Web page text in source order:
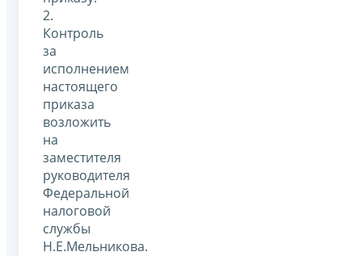
2.
Контроль
за
исполнением
настоящего
приказа
возложить
на
заместителя
руководителя
Федеральной
налоговой
службы
Н.Е.Мельникова.